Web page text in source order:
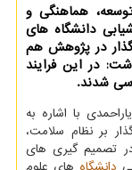
هماهنگی و
دانشگاه های
در پژوهش هم
در این فرایند
شدند.
با اشاره به
بر نظام سلامت،
تصمیم گیری های